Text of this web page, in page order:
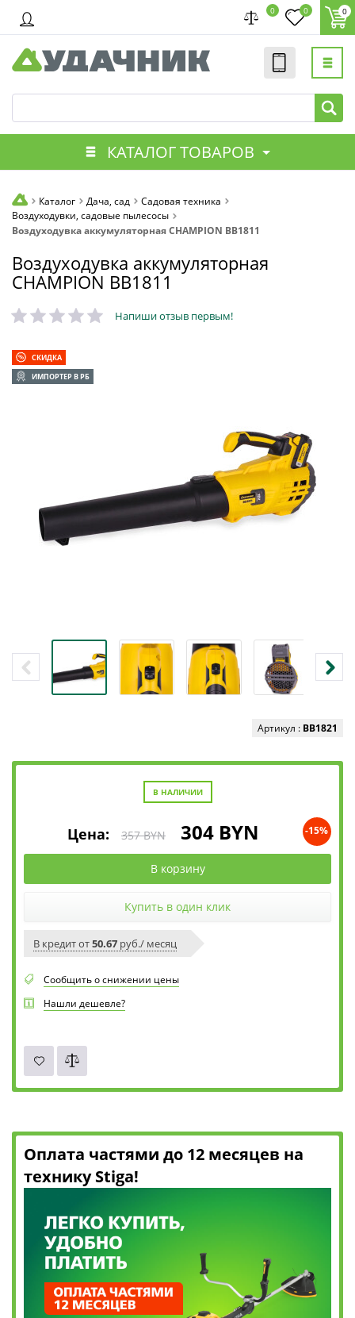
0 0 0
КАТАЛОГ ТОВАРОВ
Каталог Дача, сад
Садовая техника
Воздуходувки, садовые пылесосы
Воздуходувка аккумуляторная CHAMPION BB1811
Воздуходувка аккумуляторная
CHAMPION BB1811
Напиши отзыв первым!
СКИДКА
ИМПОРТЕР В РБ
Артикул : BB1821
В НАЛИЧИИ
Цена: 357BYN 304 BYN -15%
В корзину
Купить в один клик
В кредит от50.67 руб./ месяц
Сообщить о снижении цены
Нашли дешевле?
Оплата частями до 12 месяцев на
технику Stiga!